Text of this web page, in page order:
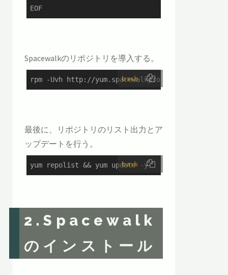
EOF
Spacewalkのリポジトリを導入する。
bash
rpm -Uvh http://yum.spacewalkproject.org/2.3/
最後に、リポジトリのリスト出力とア
ップデートを行う。
bash
yum repolist && yum update -y
2.Spacewalk
のインストール